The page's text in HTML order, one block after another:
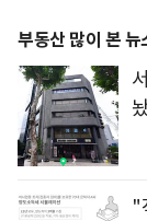
부동산 많이 본 뉴
"